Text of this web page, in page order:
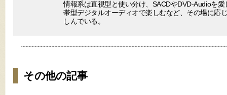
情報系は直視型と使い分け、SACDやDVD-Audioを
帯型デジタルオーディオで楽しむなど、その場に応
しんでいる。
その他の記事